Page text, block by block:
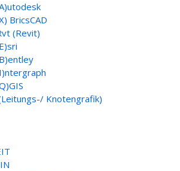
BricsCAD
(Revit)
Knotengrafik)